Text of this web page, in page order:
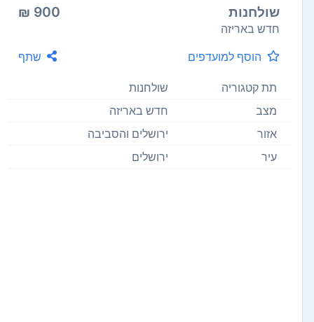
שולחנות 900 ₪
חדש באריזה
הוסף למועדפים
שתף
תת קטגוריה
שולחנות
מצב
חדש באריזה
אזור
ירושלים והסביבה
עיר
ירושלים